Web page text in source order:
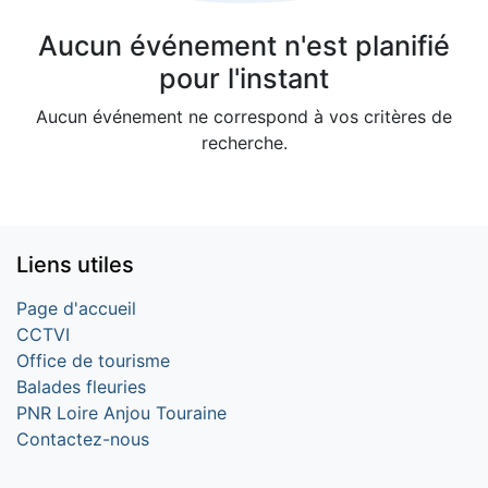
Aucun événement n'est planifié
pour l'instant
Aucun événement ne correspond à vos critères de
recherche.
Liens utiles
Page d'accueil
CCTVI
Office de tourisme
Balades fleuries
PNR Loire Anjou Touraine
Contactez-nous